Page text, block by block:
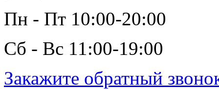
Пн - Пт 10:00-20:00
Сб - Вс 11:00-19:00
Закажите обратный